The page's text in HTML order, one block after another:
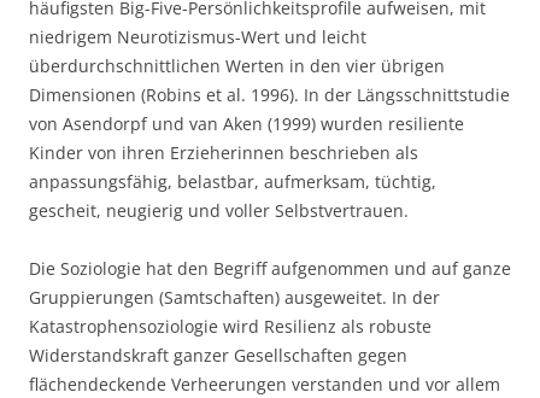
häufigsten Big-Five-Persönlichkeitsprofile aufweisen, mit
niedrigem Neurotizismus-Wert und leicht
überdurchschnittlichen Werten in den vier übrigen
Dimensionen (Robins et al. 1996). In der Längsschnittstudie
von Asendorpf und van Aken (1999) wurden resiliente
Kinder von ihren Erzieherinnen beschrieben als
anpassungsfähig, belastbar, aufmerksam, tüchtig,
gescheit, neugierig und voller Selbstvertrauen.
Die Soziologie hat den Begriff aufgenommen und auf ganze
Gruppierungen (Samtschaften) ausgeweitet. In der
Katastrophensoziologie wird Resilienz als robuste
Widerstandskraft ganzer Gesellschaften gegen
flächendeckende Verheerungen verstanden und vor allem